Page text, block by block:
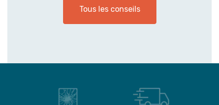
Tous les conseils